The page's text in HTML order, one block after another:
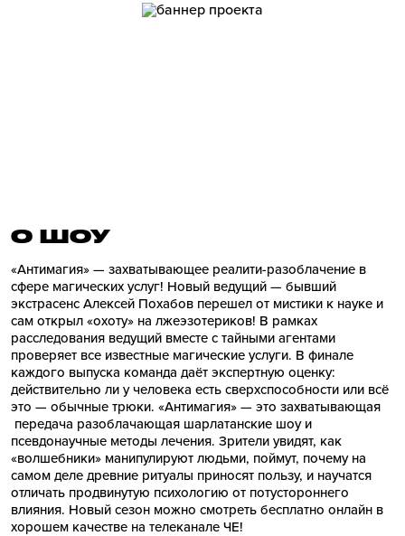
О ШОУ
«Антимагия» — захватывающее реалити-разоблачение в
сфере магических услуг! Новый ведущий — бывший
экстрасенс Алексей Похабов перешел от мистики к науке и
сам открыл «охоту» на лжеэзотериков! В рамках
расследования ведущий вместе с тайными агентами
проверяет все известные магические услуги. В финале
каждого выпуска команда даёт экспертную оценку:
действительно ли у человека есть сверхспособности или всё
это — обычные трюки. «Антимагия» — это захватывающая
передача разоблачающая шарлатанские шоу и
псевдонаучные методы лечения. Зрители увидят, как
«волшебники» манипулируют людьми, поймут, почему на
самом деле древние ритуалы приносят пользу, и научатся
отличать продвинутую психологию от потустороннего
влияния. Новый сезон можно смотреть бесплатно онлайн в
хорошем качестве на телеканале ЧЕ!